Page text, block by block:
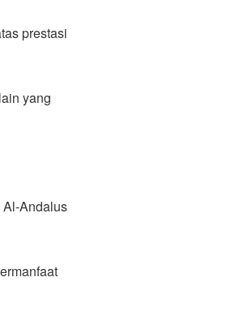
prestasi
yang
Andalus